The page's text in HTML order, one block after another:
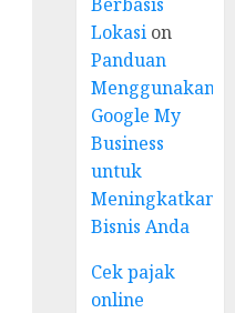
Lokasi on
Panduan
Menggunakan
Google My
Business
untuk
Meningkatkan
Bisnis Anda
Cek pajak
online